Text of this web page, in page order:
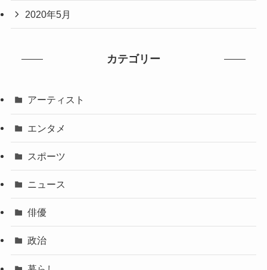
2020年5月
カテゴリー
アーティスト
エンタメ
スポーツ
ニュース
俳優
政治